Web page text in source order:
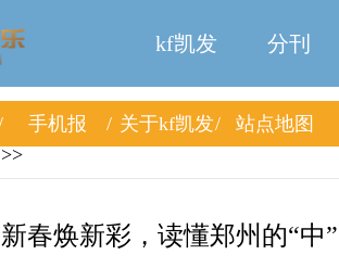
kf凯发 分刊
手机报 关于kf凯发
站点地图
>>
春焕新彩，读懂郑州的“中